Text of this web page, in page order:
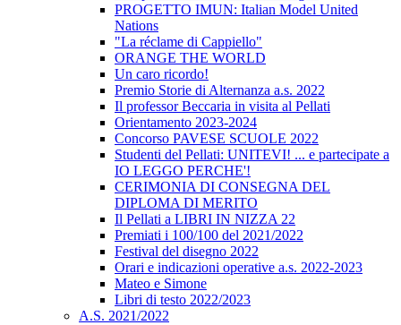
PROGETTO IMUN: Italian Model United
Nations
"La réclame di Cappiello"
ORANGE THE WORLD
Un caro ricordo!
Premio Storie di Alternanza a.s. 2022
Il professor Beccaria in visita al Pellati
Orientamento 2023-2024
Concorso PAVESE SCUOLE 2022
Studenti del Pellati: UNITEVI! ... e partecipate a
IO LEGGO PERCHE'!
CERIMONIA DI CONSEGNA DEL
DIPLOMA DI MERITO
Il Pellati a LIBRI IN NIZZA 22
Premiati i 100/100 del 2021/2022
Festival del disegno 2022
Orari e indicazioni operative a.s. 2022-2023
Mateo e Simone
Libri di testo 2022/2023
A.S. 2021/2022